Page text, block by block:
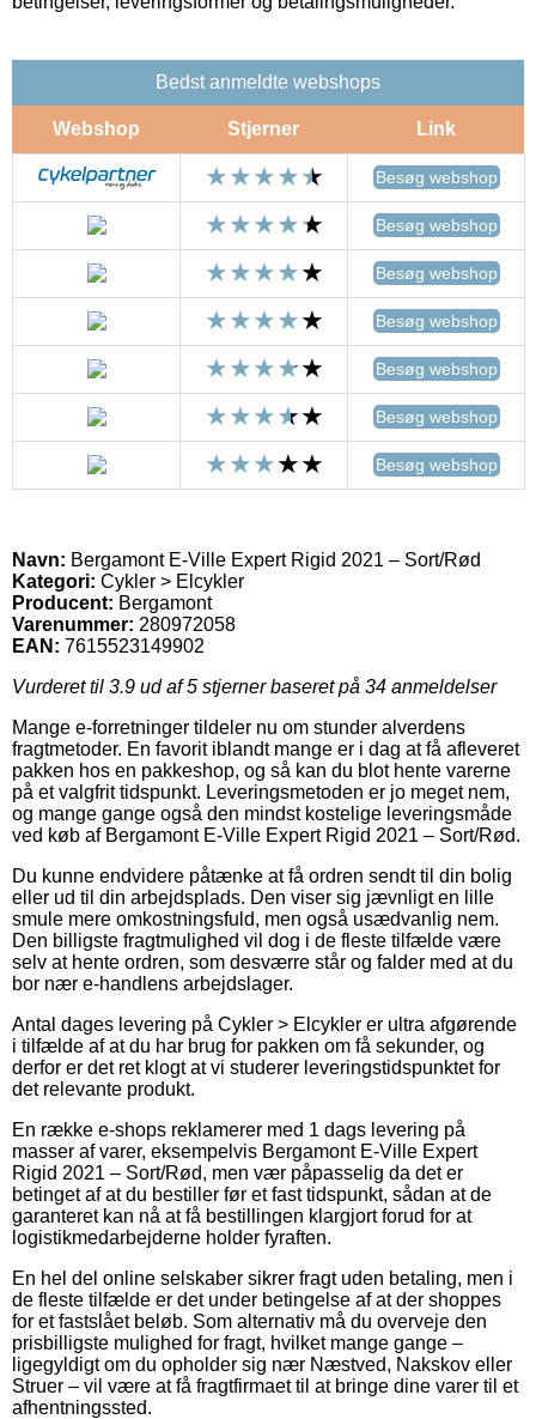
Bedst anmeldte webshops
Webshop Stjerner Link
Besøg webshop
Besøg webshop
Besøg webshop
Besøg webshop
Besøg webshop
Besøg webshop
Besøg webshop
Navn: Bergamont E-Ville Expert Rigid 2021 – Sort/Rød
Kategori: Cykler > Elcykler
Producent: Bergamont
Varenummer: 280972058
EAN: 7615523149902
Vurderet til 3.9 ud af 5 stjerner baseret på 34 anmeldelser
Mange e-forretninger tildeler nu om stunder alverdens
fragtmetoder. En favorit iblandt mange er i dag at få afleveret
pakken hos en pakkeshop, og så kan du blot hente varerne
på et valgfrit tidspunkt. Leveringsmetoden er jo meget nem,
og mange gange også den mindst kostelige leveringsmåde
ved køb af Bergamont E-Ville Expert Rigid 2021 – Sort/Rød.
Du kunne endvidere påtænke at få ordren sendt til din bolig
eller ud til din arbejdsplads. Den viser sig jævnligt en lille
smule mere omkostningsfuld, men også usædvanlig nem.
Den billigste fragtmulighed vil dog i de fleste tilfælde være
selv at hente ordren, som desværre står og falder med at du
bor nær e-handlens arbejdslager.
Antal dages levering på Cykler > Elcykler er ultra afgørende
i tilfælde af at du har brug for pakken om få sekunder, og
derfor er det ret klogt at vi studerer leveringstidspunktet for
det relevante produkt.
En række e-shops reklamerer med 1 dags levering på
masser af varer, eksempelvis Bergamont E-Ville Expert
Rigid 2021 – Sort/Rød, men vær påpasselig da det er
betinget af at du bestiller før et fast tidspunkt, sådan at de
garanteret kan nå at få bestillingen klargjort forud for at
logistikmedarbejderne holder fyraften.
En hel del online selskaber sikrer fragt uden betaling, men i
de fleste tilfælde er det under betingelse af at der shoppes
for et fastslået beløb. Som alternativ må du overveje den
prisbilligste mulighed for fragt, hvilket mange gange –
ligegyldigt om du opholder sig nær Næstved, Nakskov eller
Struer – vil være at få fragtfirmaet til at bringe dine varer til et
afhentningssted.